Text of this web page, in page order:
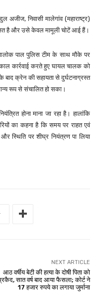
निवासी मालेगांव (महाराष्ट्र)
है और उसे केवल मामूली चोटें आई हैं।
आलोक पाल पुलिस टीम के साथ मौके पर
कार्रवाई करते हुए घायल चालक को
क्रेन की सहायता से दुर्घटनाग्रस्त
रूप से संचालित हो सका।
होना माना जा रहा है। हालांकि
का कहना है कि समय पर राहत एवं
स्थिति पर शीघ्र नियंत्रण पा लिया
NEXT ARTICLE
आठ वर्षीय बेटी की हत्या के दोषी पिता को
सात वर्ष बाद आया फैसला; कोर्ट ने
17 हजार रुपये का लगाया जुर्माना